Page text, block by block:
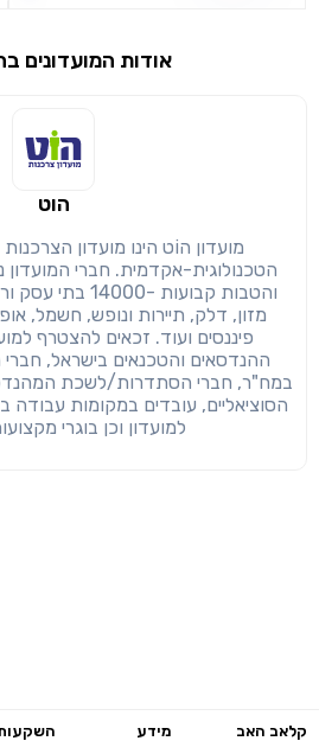
שיתוף
שימו לב!
מימוש הטבה זו ניתן
הבנתי,
אודות המועדונים
הוט
מועדון הוֹט הינו מועדון
הטכנולוגית-אקדמית. חברי
והטבות קבועות -
מזון, דלק, תיירות ונופש, חשמל,
פיננסים ועוד. זכאים להצטרף
ההנדסאים והטכנאים בישראל,
במח"ר, חברי הסתדרות/לשכת
הסוציאליים, עובדים במקומות
למועדון וכן בוגרי
קלאב האב מידע